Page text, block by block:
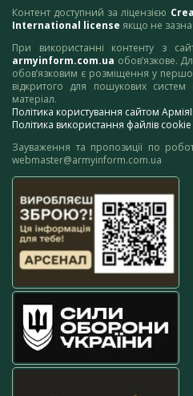
Контент доступний за ліцензією
International license якщо не
При використанні контенту з
armyinform.com.ua обов’язкове.
обов’язковим є розміщення у
відкритого для пошукових
матеріал.
Політика користування сайтом
Політика використання файлів cookie
Зауваження та пропозиції по
webmaster@armyinform.com.ua